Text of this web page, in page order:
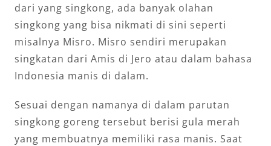
dari yang singkong, ada banyak olahan
singkong yang bisa nikmati di sini seperti
misalnya Misro. Misro sendiri merupakan
singkatan dari Amis di Jero atau dalam bahasa
Indonesia manis di dalam.
Sesuai dengan namanya di dalam parutan
singkong goreng tersebut berisi gula merah
yang membuatnya memiliki rasa manis. Saat